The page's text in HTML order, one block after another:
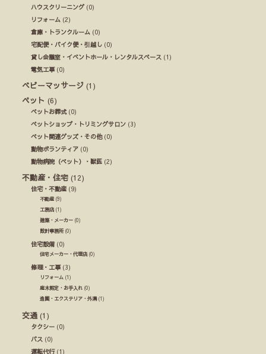
ハウスクリーニング(0)
リフォーム (2)
倉庫・トランクルーム (0)
宅配便・バイク便・引越し (0)
貸し会議室・イベントホール・レンタルスペース (1)
電気工事(0)
ベビーマッサージ (1)
ペット (6)
ペットお葬式(0)
ペットショップ・トリミングサロン (3)
ペット関連グッズ・その他(0)
動物ボランティア (0)
動物病院（ペット）・獣医 (2)
不動産・住宅 (12)
住宅・不動産 (9)
不動産 (9)
工務店 (1)
建築・メーカー (0)
設計事務所(0)
住宅設備(0)
住宅メーカー・代理店 (0)
修理・工事(3)
リフォーム (1)
庭木剪定・お手入れ (0)
造園・エクステリア・外溝(1)
交通 (1)
タクシー (0)
バス (0)
運転代行(1)